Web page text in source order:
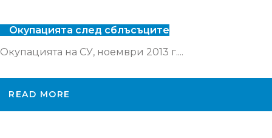
Окупацията след сблъсъците
Окупацията на СУ, ноември 2013 г....
READ MORE